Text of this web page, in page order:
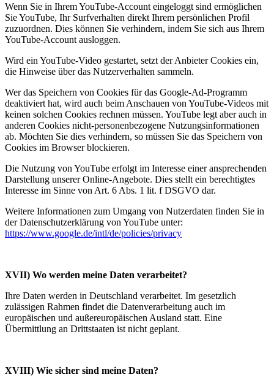
Wenn Sie in Ihrem YouTube-Account eingeloggt sind ermöglichen
Sie YouTube, Ihr Surfverhalten direkt Ihrem persönlichen Profil
zuzuordnen. Dies können Sie verhindern, indem Sie sich aus Ihrem
YouTube-Account ausloggen.
Wird ein YouTube-Video gestartet, setzt der Anbieter Cookies ein,
die Hinweise über das Nutzerverhalten sammeln.
Wer das Speichern von Cookies für das Google-Ad-Programm
deaktiviert hat, wird auch beim Anschauen von YouTube-Videos mit
keinen solchen Cookies rechnen müssen. YouTube legt aber auch in
anderen Cookies nicht-personenbezogene Nutzungsinformationen
ab. Möchten Sie dies verhindern, so müssen Sie das Speichern von
Cookies im Browser blockieren.
Die Nutzung von YouTube erfolgt im Interesse einer ansprechenden
Darstellung unserer Online-Angebote. Dies stellt ein berechtigtes
Interesse im Sinne von Art. 6 Abs. 1 lit. f DSGVO dar.
Weitere Informationen zum Umgang von Nutzerdaten finden Sie in
der Datenschutzerklärung von YouTube unter:
https://www.google.de/intl/de/policies/privacy
XVII) Wo werden meine Daten verarbeitet?
Ihre Daten werden in Deutschland verarbeitet. Im gesetzlich
zulässigen Rahmen findet die Datenverarbeitung auch im
europäischen und außereuropäischen Ausland statt. Eine
Übermittlung an Drittstaaten ist nicht geplant.
XVIII) Wie sicher sind meine Daten?